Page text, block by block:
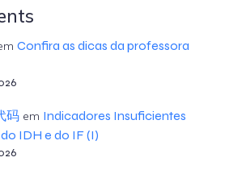
Confira as dicas da professora
码em Indicadores Insuficientes
IDH e do IF (I)